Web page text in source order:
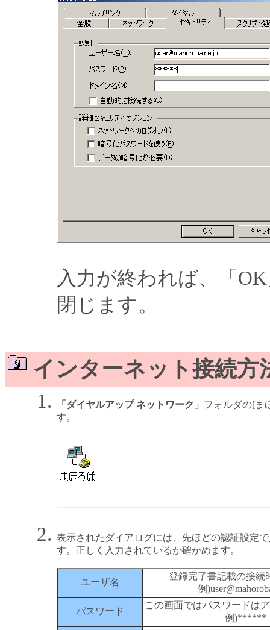
入力が終われば、「
閉じます。
インターネット接続方
「ダイヤルアップ ネットワーク」 フォルダの[ま
す。
表示されたダイアログには、先ほどの認証設定
す。正しく入力されているか確かめます。
ユーザ名
登録完了書記載の接続
例
パスワード
この画面ではパスワードは
例)******